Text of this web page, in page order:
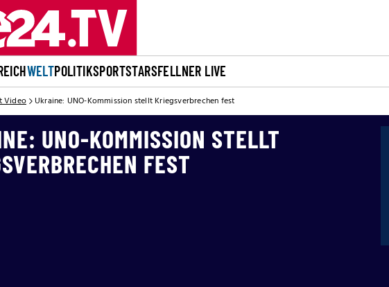
WELTPOLITIKSPORTSTARSFELLNER LIVE
Video Ukraine: UNO-Kommission stellt Kriegsverbrechen fest
UNO-KOMMISSION STELLT
FEST